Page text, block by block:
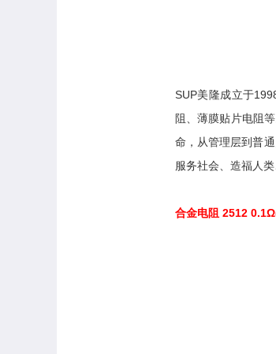
SUP美隆成立于
阻、薄膜贴片电阻
命，从管理层到普
服务社会、造福人
合金电阻 2512